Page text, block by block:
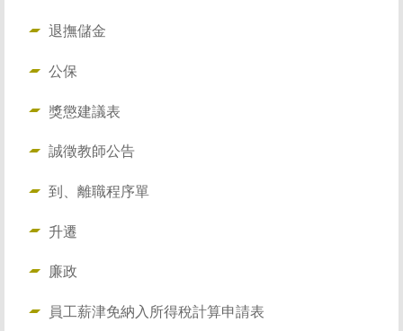
退撫儲金
公保
獎懲建議表
誠徵教師公告
到、離職程序單
升遷
廉政
員工薪津免納入所得稅計算申請表